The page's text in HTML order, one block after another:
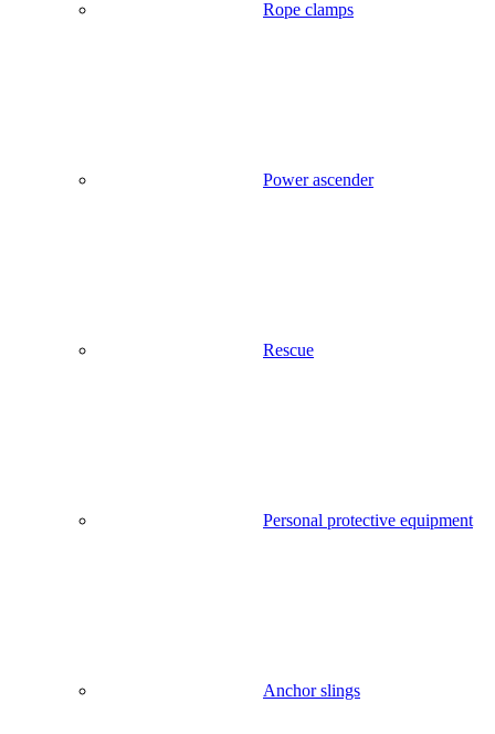
Rope clamps
Power ascender
Rescue
Personal protective equipment
Anchor slings